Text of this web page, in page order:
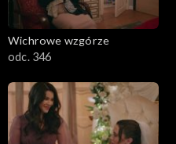
Wichrowe wzgórze
odc. 346